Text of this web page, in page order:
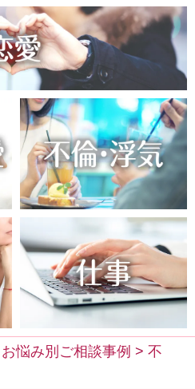
お悩み別ご相談事例 >不